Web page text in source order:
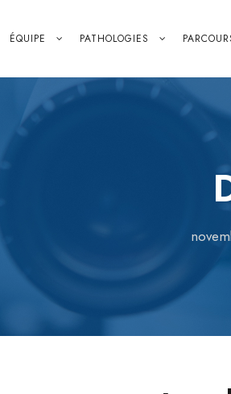
ÉQUIPE PATHOLOGIES